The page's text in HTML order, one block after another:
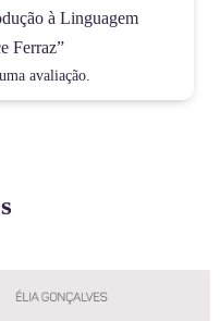
à Linguagem
Ferraz”
avaliação.